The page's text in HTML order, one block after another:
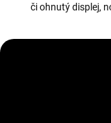
či ohnutý displej,